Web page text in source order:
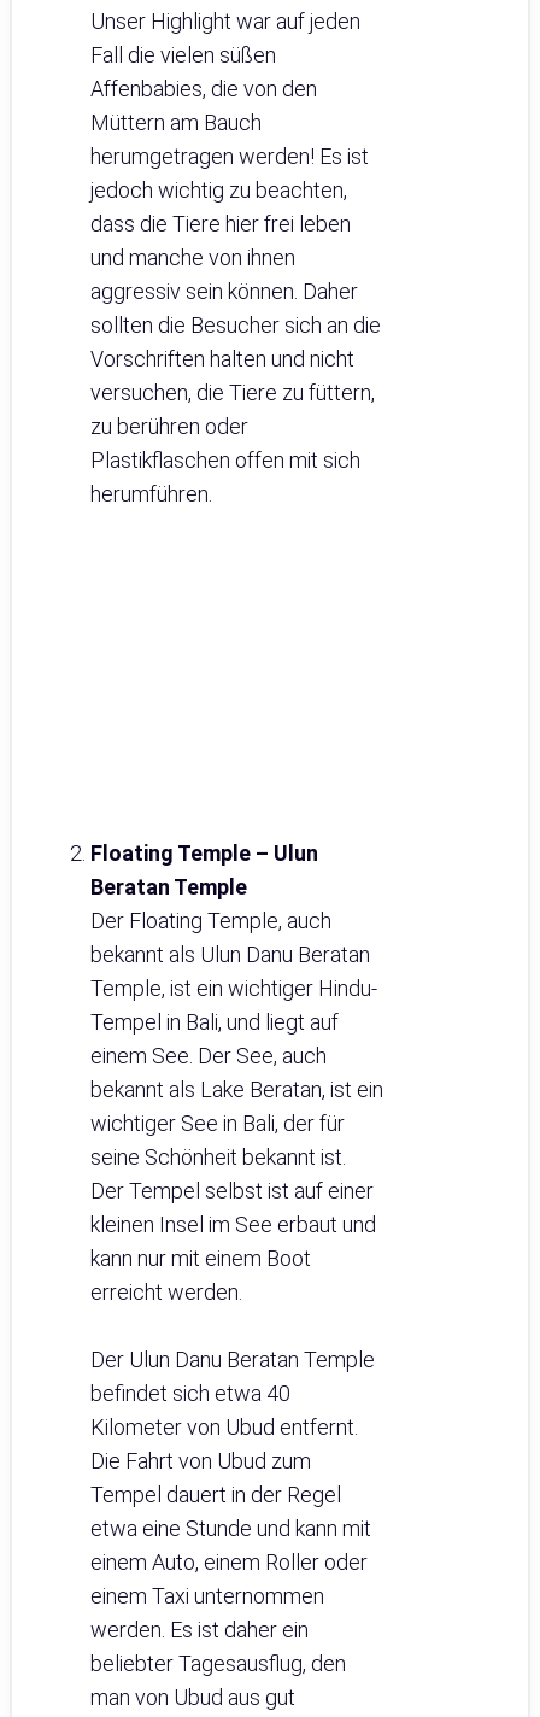
Unser Highlight war auf jeden
Fall die vielen süßen
Affenbabies, die von den
Müttern am Bauch
herumgetragen werden! Es ist
jedoch wichtig zu beachten,
dass die Tiere hier frei leben
und manche von ihnen
aggressiv sein können. Daher
sollten die Besucher sich an die
Vorschriften halten und nicht
versuchen, die Tiere zu füttern,
zu berühren oder
Plastikflaschen offen mit sich
herumführen.
Floating Temple – Ulun
Beratan Temple
Der Floating Temple, auch
bekannt als Ulun Danu Beratan
Temple, ist ein wichtiger Hindu-
Tempel in Bali, und liegt auf
einem See. Der See, auch
bekannt als Lake Beratan, ist ein
wichtiger See in Bali, der für
seine Schönheit bekannt ist.
Der Tempel selbst ist auf einer
kleinen Insel im See erbaut und
kann nur mit einem Boot
erreicht werden.
Der Ulun Danu Beratan Temple
befindet sich etwa 40
Kilometer von Ubud entfernt.
Die Fahrt von Ubud zum
Tempel dauert in der Regel
etwa eine Stunde und kann mit
einem Auto, einem Roller oder
einem Taxi unternommen
werden. Es ist daher ein
beliebter Tagesausflug, den
man von Ubud aus gut